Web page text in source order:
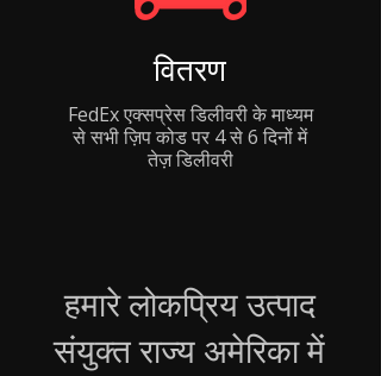
वितरण
FedEx एक्सप्रेस डिलीवरी के माध्यम
से सभी ज़िप कोड पर 4 से 6 दिनों में
तेज़ डिलीवरी
हमारे लोकप्रिय उत्पाद
संयुक्त राज्य अमेरिका में